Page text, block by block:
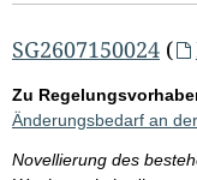
SG2607150024 (
Zu
Änderungsbedarf an
Novellierung des